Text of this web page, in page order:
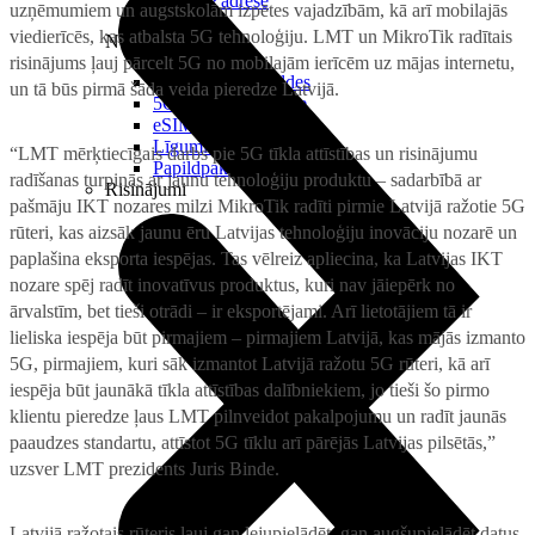
Noderīgi
Jautājumi un atbildes
5G pārklājuma karte
eSIM tehnoloģija
Līgumi un noteikumi
Papildpakalpojumi
Risinājumi
uzņēmumiem un augstskolām izpētes vajadzībām, kā arī mobilajās
viedierīcēs, kas atbalsta 5G tehnoloģiju. LMT un MikroTik radītais
risinājums ļauj pārcelt 5G no mobilajām ierīcēm uz mājas internetu,
un tā būs pirmā šāda veida pieredze Latvijā.
“LMT mērķtiecīgais darbs pie 5G tīkla attīstības un risinājumu
radīšanas turpinās ar jaunu tehnoloģiju produktu – sadarbībā ar
pašmāju IKT nozares milzi MikroTik radīti pirmie Latvijā ražotie 5G
rūteri, kas aizsāk jaunu ēru Latvijas tehnoloģiju inovāciju nozarē un
paplašina eksporta iespējas. Tas vēlreiz apliecina, ka Latvijas IKT
nozare spēj radīt inovatīvus produktus, kuri nav jāiepērk no
ārvalstīm, bet tieši otrādi – ir eksportējami. Arī lietotājiem tā ir
lieliska iespēja būt pirmajiem – pirmajiem Latvijā, kas mājās izmanto
5G, pirmajiem, kuri sāk izmantot Latvijā ražotu 5G rūteri, kā arī
iespēja būt jaunākā tīkla attīstības dalībniekiem, jo tieši šo pirmo
klientu pieredze ļaus LMT pilnveidot pakalpojumu un radīt jaunās
paaudzes standartu, attīstot 5G tīklu arī pārējās Latvijas pilsētās,”
uzsver LMT prezidents Juris Binde.